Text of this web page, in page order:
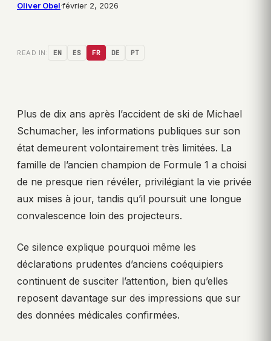
Oliver Obel·février 2, 2026
READ IN: EN ES FR DE PT
Plus de dix ans après l’accident de ski de Michael
Schumacher, les informations publiques sur son
état demeurent volontairement très limitées. La
famille de l’ancien champion de Formule 1 a choisi
de ne presque rien révéler, privilégiant la vie privée
aux mises à jour, tandis qu’il poursuit une longue
convalescence loin des projecteurs.
Ce silence explique pourquoi même les
déclarations prudentes d’anciens coéquipiers
continuent de susciter l’attention, bien qu’elles
reposent davantage sur des impressions que sur
des données médicales confirmées.